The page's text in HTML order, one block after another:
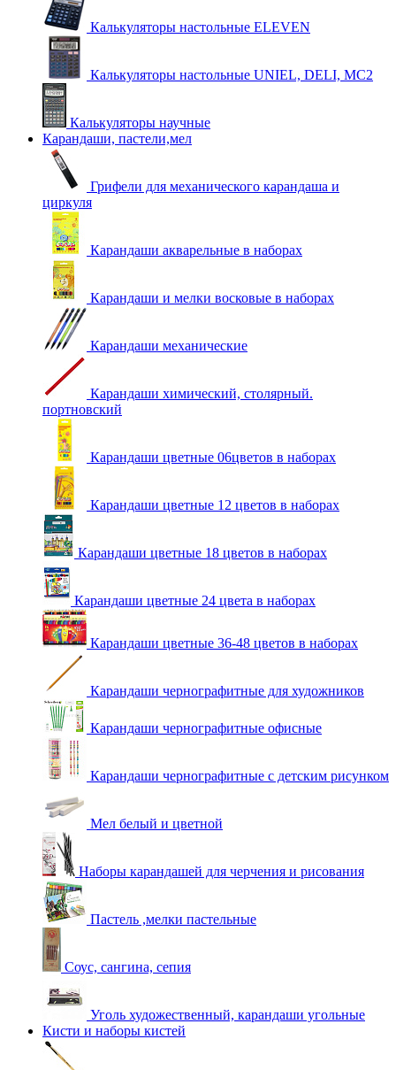
Калькуляторы настольные ELEVEN
Калькуляторы настольные UNIEL, DELI, MC2
Калькуляторы научные
Карандаши, пастели,мел
Грифели для механического карандаша и
циркуля
Карандаши акварельные в наборах
Карандаши и мелки восковые в наборах
Карандаши механические
Карандаши химический, столярный.
портновский
Карандаши цветные 06цветов в наборах
Карандаши цветные 12 цветов в наборах
Карандаши цветные 18 цветов в наборах
Карандаши цветные 24 цвета в наборах
Карандаши цветные 36-48 цветов в наборах
Карандаши чернографитные для художников
Карандаши чернографитные офисные
Карандаши чернографитные с детским рисунком
Мел белый и цветной
Наборы карандашей для черчения и рисования
Пастель ,мелки пастельные
Соус, сангина, сепия
Уголь художественный, карандаши угольные
Кисти и наборы кистей